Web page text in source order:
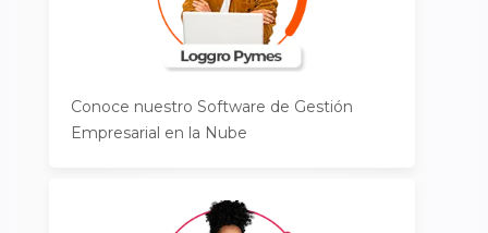
Conoce nuestro Software de Gestión
Empresarial en la Nube